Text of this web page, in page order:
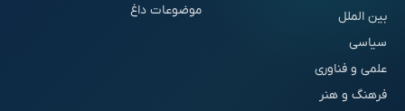
بین الملل
سیاسی
علمی و فناوری
فرهنگ و هنر
موضوعات داغ